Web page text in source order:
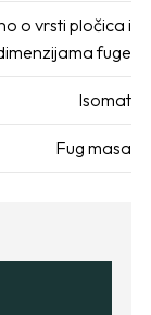
o vrsti pločica i
fuge
Isomat
Fug masa